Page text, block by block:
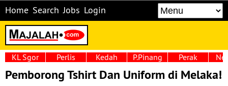
Home Search Jobs Login
KL Sgor Perlis Kedah P.Pinang Perak
Pemborong Tshirt Dan Uniform di Melaka!